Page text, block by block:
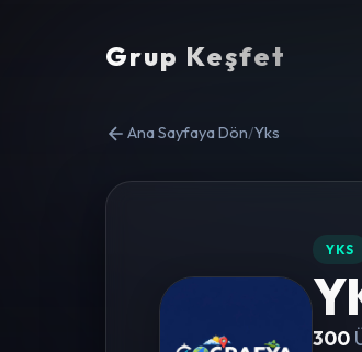
Grup Keşfet
Ana Sayfaya Dön/Yks
YKS
300